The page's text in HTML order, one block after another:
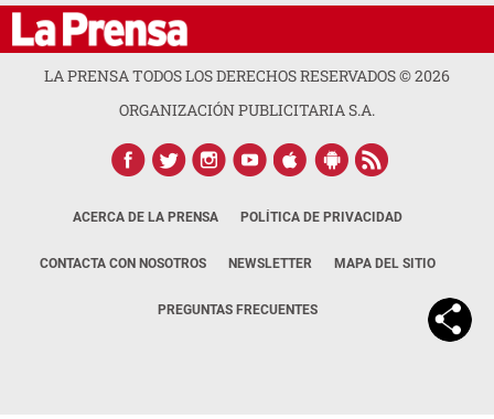
LA PRENSA TODOS LOS DERECHOS RESERVADOS ©2026
ORGANIZACIÓN PUBLICITARIA S.A.
ACERCA DE LA PRENSA POLÍTICA DE PRIVACIDAD
CONTACTA CON NOSOTROS NEWSLETTER MAPA DEL SITIO
PREGUNTAS FRECUENTES